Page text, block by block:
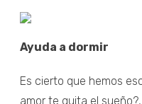
Ayuda a dormir
Es cierto que hemos
amor te quita el